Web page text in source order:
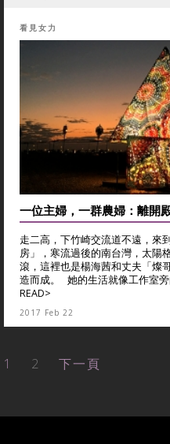
看見女力
一位主婦，一群農婦：離開
走二高，下竹崎交流道不遠，來
房」，寒流過後的南台灣，太陽
滾，這裡也是楊海茜和丈夫「燦
造而成。 她的生活就像工作室
READ>
2017 Feb 22
1 2 下一頁